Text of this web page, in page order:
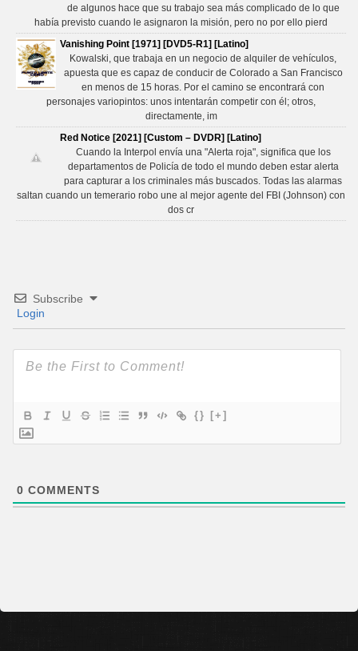
de algunos hace que su trabajo sea más complicado de lo que
había previsto cuando le asignaron la misión, pero no por ello pierd
Vanishing Point [1971] [DVD5-R1] [Latino]
Kowalski, que trabaja en un negocio de alquiler de vehículos,
apuesta que es capaz de conducir de Colorado a San Francisco
en menos de 15 horas. Por el camino se encontrará con
personajes variopintos: unos intentarán competir con él; otros,
directamente, im
Red Notice [2021] [Custom – DVDR] [Latino]
Cuando la Interpol envía una "Alerta roja", significa que los
departamentos de Policía de todo el mundo deben estar alerta
para capturar a los criminales más buscados. Todas las alarmas
saltan cuando un temerario robo une al mejor agente del FBI (Johnson) con
dos cr
Subscribe
Login
{} [+]
0 COMMENTS